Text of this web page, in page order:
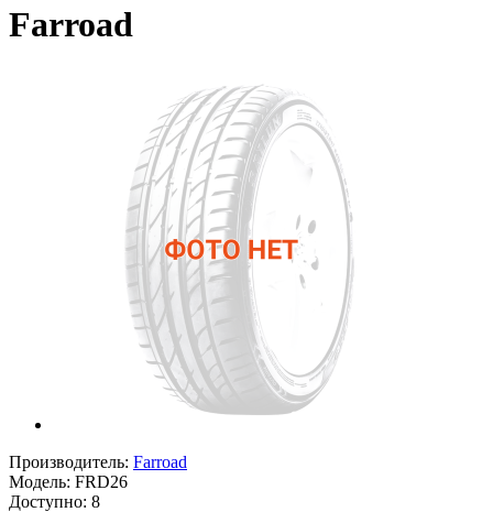
Farroad
Производитель: Farroad
Модель: FRD26
Доступно: 8